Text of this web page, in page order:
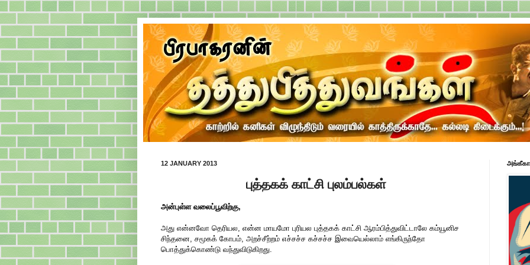
12 JANUARY 2013
புத்தகக் காட்சி புலம்பல்கள்
அன்புள்ள வலைப்பூவிற்கு,
அது என்னவோ தெரியல, என்ன மாயமோ புரியல புத்தகக் காட்சி ஆரம்பித்துவிட்டாலே கம்யூனிச
சிந்தனை, சமூகக் கோபம், அறச்சீற்றம் எச்சச்ச கச்சச்ச இவையெல்லாம் எங்கிருந்தோ
பொத்துக்கொண்டு வந்துவிடுகிறது.